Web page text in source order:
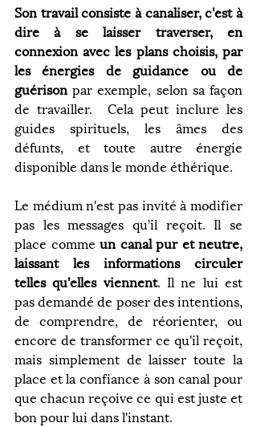
Son travail consiste à canaliser, c'est à
dire à se laisser traverser, en
connexion avec les plans choisis, par
les énergies de guidance ou de
guérison par exemple, selon sa façon
de travailler.  Cela peut inclure les
guides spirituels, les âmes des
défunts, et toute autre énergie
disponible dans le monde éthérique.
Le médium n'est pas invité à modifier
pas les messages qu’il reçoit. Il se
place comme un canal pur et neutre,
laissant les informations circuler
telles qu'elles viennent. Il ne lui est
pas demandé de poser des intentions,
de comprendre, de réorienter, ou
encore de transformer ce qu'il reçoit,
mais simplement de laisser toute la
place et la confiance à son canal pour
que chacun reçoive ce qui est juste et
bon pour lui dans l'instant.